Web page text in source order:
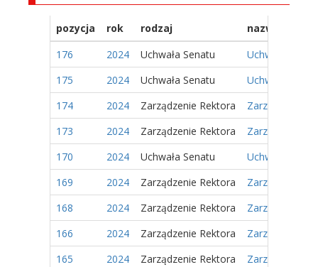
pozycja rok rodzaj
nazwa
176
2024 Uchwała Senatu
Uchwała Nr
175
2024 Uchwała Senatu
Uchwała Nr
174
2024 Zarządzenie Rektora
Zarządzenie
173
2024 Zarządzenie Rektora
Zarządzenie
170
2024 Uchwała Senatu
Uchwała Nr
169
2024 Zarządzenie Rektora
Zarządzenie
168
2024 Zarządzenie Rektora
Zarządzenie
166
2024 Zarządzenie Rektora
Zarządzenie
165
2024 Zarządzenie Rektora
Zarządzenie